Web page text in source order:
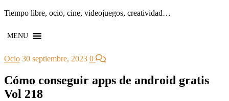
Tiempo libre, ocio, cine, videojuegos, creatividad…
MENU
Ocio 30 septiembre, 2023 0
Cómo conseguir apps de android gratis
Vol 218